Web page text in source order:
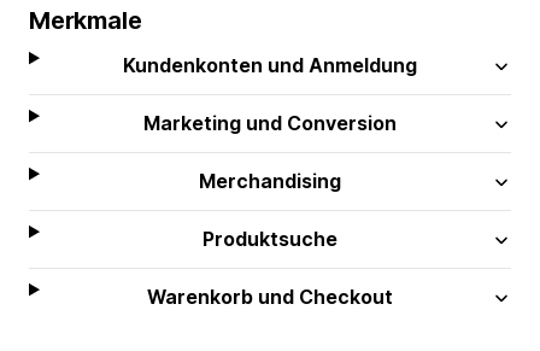
Merkmale
Kundenkonten und Anmeldung
Marketing und Conversion
Merchandising
Produktsuche
Warenkorb und Checkout